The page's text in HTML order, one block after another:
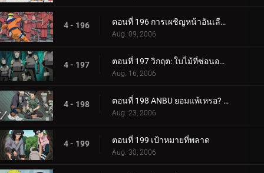
4 - 196 ตอนที่ 196 การเผชิญหน้าอันเลือดร้อน: นักเรียนกับอาจารย์
Aug. 09, 2006
4 - 197 ตอนที่ 197 วิกฤต: ใบไม้ที่ซ่อนอยู่ 11 รวมพล!
Aug. 16, 2006
4 - 198 ตอนที่ 198 ANBU ยอมแพ้เหรอ? ความทรงจำของนารูโตะ
Aug. 23, 2006
4 - 199 ตอนที่ 199 เป้าหมายที่พลาด
Aug. 30, 2006